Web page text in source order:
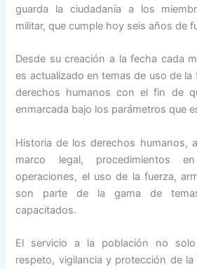
guarda la ciudadanía a los
militar, que cumple hoy seis años de
Desde su creación a la fecha cada
es actualizado en temas de uso de
derechos humanos con el fin de
enmarcada bajo los parámetros que
Historia de los derechos humanos,
marco legal, procedimientos
operaciones, el uso de la fuerza,
son parte de la gama de
capacitados.
El servicio a la población no
respeto, vigilancia y protección de